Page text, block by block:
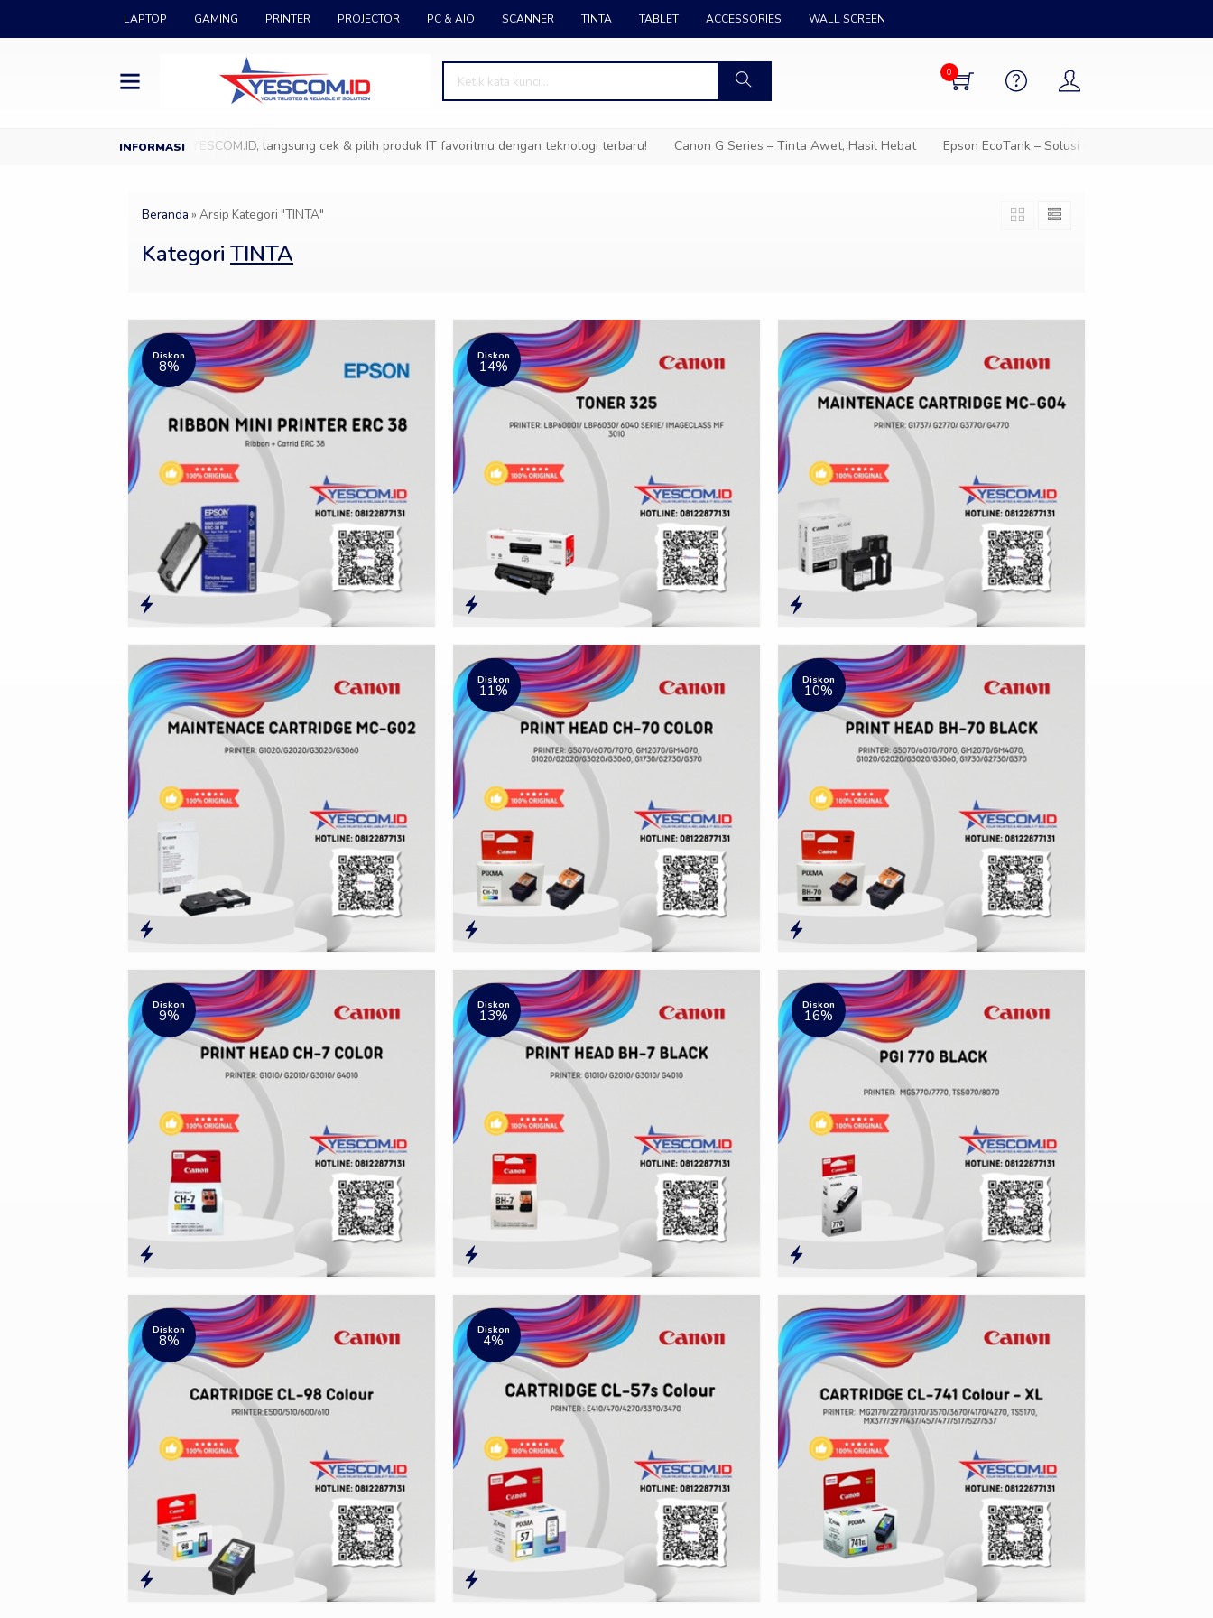
LAPTOP GAMING PRINTER PROJECTOR PC & AIO SCANNER TINTA TABLET ACCESSORIES WALL SCREEN
0
Datang ke Showroom YESCOM.ID, langsung cek & pilih produk IT favoritmu dengan teknologi terbaru! Canon G Series – Tinta Awet, Hasil Hebat Epson EcoTank – Solusi cetak hemat untuk semua
Beranda » Arsip Kategori "TINTA"
Kategori TINTA
Diskon
8%
Diskon
14%
Diskon
11%
Diskon
10%
Diskon
9%
Diskon
13%
Diskon
16%
Diskon
8%
Diskon
4%